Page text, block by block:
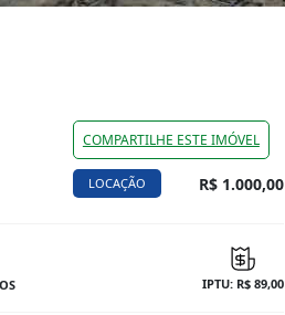
COMPARTILHE ESTE IMÓVEL
LOCAÇÃO R$ 1.000,00
IPTU: R$ 89,00